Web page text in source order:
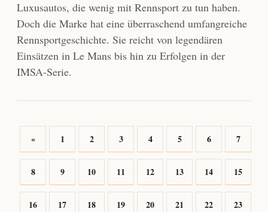
Luxusautos, die wenig mit Rennsport zu tun haben.
Doch die Marke hat eine überraschend umfangreiche
Rennsportgeschichte. Sie reicht von legendären
Einsätzen in Le Mans bis hin zu Erfolgen in der
IMSA-Serie.
« 1 2 3 4 5 6 7
8 9 10 11 12 13 14 15
16 17 18 19 20 21 22 23